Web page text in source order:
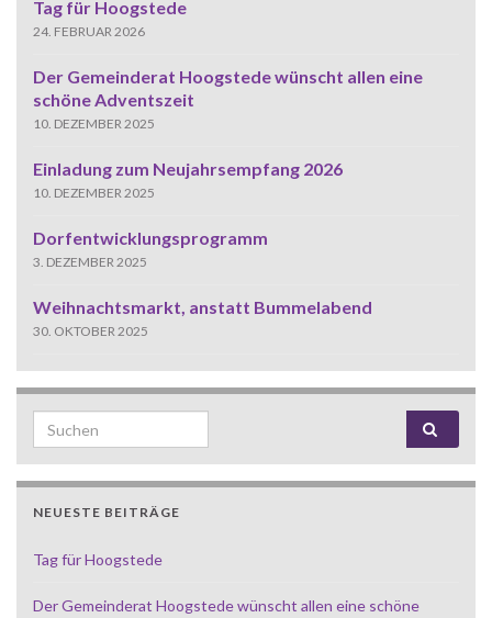
Tag für Hoogstede
24. FEBRUAR 2026
Der Gemeinderat Hoogstede wünscht allen eine
schöne Adventszeit
10. DEZEMBER 2025
Einladung zum Neujahrsempfang 2026
10. DEZEMBER 2025
Dorfentwicklungsprogramm
3. DEZEMBER 2025
Weihnachtsmarkt, anstatt Bummelabend
30. OKTOBER 2025
Search for:
NEUESTE BEITRÄGE
Tag für Hoogstede
Der Gemeinderat Hoogstede wünscht allen eine schöne